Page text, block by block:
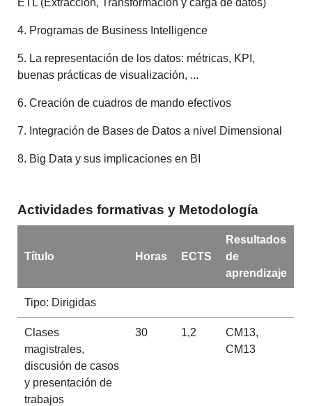
4. Programas de Business Intelligence
5. La representación de los datos: métricas, KPI,
buenas prácticas de visualización, ...
6. Creación de cuadros de mando efectivos
7. Integración de Bases de Datos a nivel Dimensional
8. Big Data y sus implicaciones en BI
Actividades formativas y Metodología
Título Horas ECTS
Resultados
de
aprendizaje
Tipo: Dirigidas
Clases
magistrales,
discusión de casos
y presentación de
trabajos
30 1,2
CM13,
CM13